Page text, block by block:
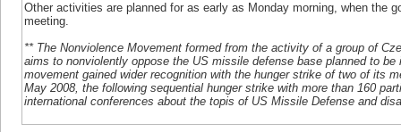
Other activities are planned for as early as Monday morning, when the
meeting.
** The Nonviolence Movement formed from the activity of a group of
aims to nonviolently oppose the US missile defense base planned to
movement gained wider recognition with the hunger strike of two of its
May 2008, the following sequential hunger strike with more than 160
international conferences about the topis of US Missile Defense and